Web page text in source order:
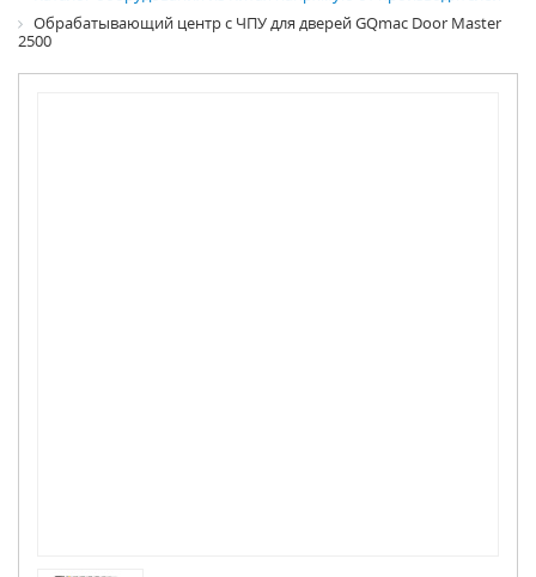
Обрабатывающий центр с ЧПУ для дверей GQmac Door Master
2500